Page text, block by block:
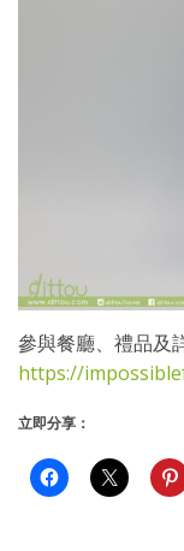
參與餐廳、禮品及
https://
立即分享：